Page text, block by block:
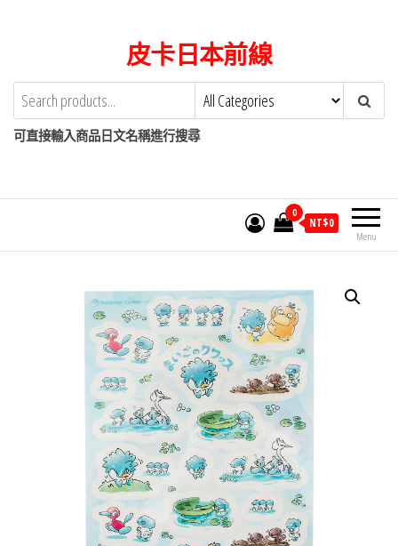
content
皮卡日本前線
可直接輸入商品日文名稱進行搜尋
Menu
0
NT$0